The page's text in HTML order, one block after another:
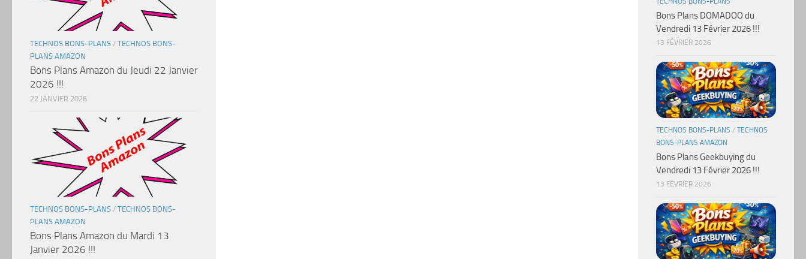
TECHNOS BONS-PLANS / TECHNOS BONS-
PLANS AMAZON
Bons Plans Amazon du Jeudi 22 Janvier
2026 !!!
22 JANVIER 2026
TECHNOS BONS-PLANS / TECHNOS BONS-
PLANS AMAZON
Bons Plans Amazon du Mardi 13
Janvier 2026 !!!
Bons Plans DOMADOO du
Vendredi 13 Février 2026 !!!
13 FÉVRIER 2026
TECHNOS BONS-PLANS / TECHNOS
BONS-PLANS AMAZON
Bons Plans Geekbuying du
Vendredi 13 Février 2026 !!!
13 FÉVRIER 2026